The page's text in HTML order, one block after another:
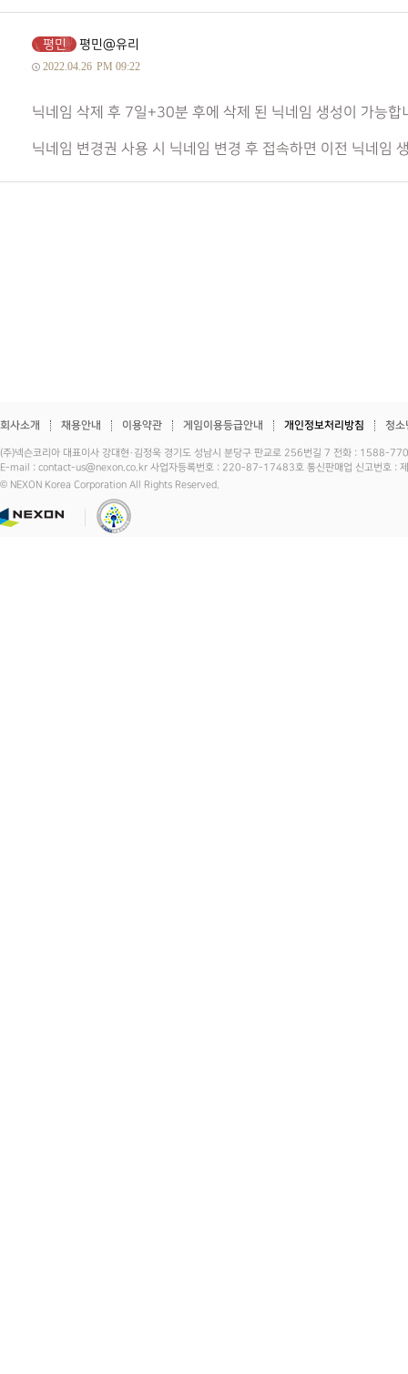
평민 평민@유리
2022.04.26 PM 09:22
닉네임 삭제 후 7일+30분 후에 삭제 된 닉네임 생성이 가능합
닉네임 변경권 사용 시 닉네임 변경 후 접속하면 이전 닉네임
회사소개 채용안내 이용약관 게임이용등급안내 개인정보처리방침 청소
(주)넥슨코리아 대표이사 강대현·김정욱 경기도 성남시 분당구 판교로 256번길 7 전화 :
E-mail : contact-us@nexon.co.kr 사업자등록번호 : 220-87-17483호 통신판매업 신고번호 :
© NEXON Korea Corporation All Rights Reserved.